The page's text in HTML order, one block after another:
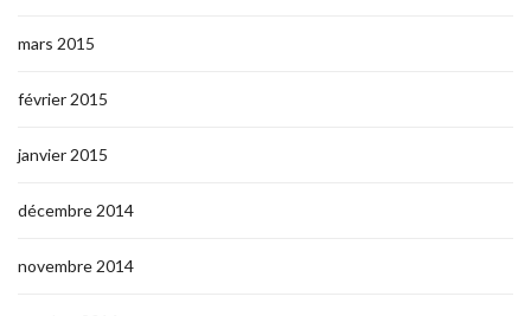
mars 2015
février 2015
janvier 2015
décembre 2014
novembre 2014